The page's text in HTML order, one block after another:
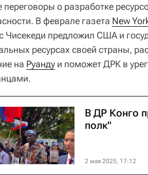
переговоры о разработке
В феврале газета New
Чисекеди предложил США и
ресурсах своей страны,
на Руанду и поможет ДРК в
В ДР Конго
полк"
2 мая 2025, 17:12